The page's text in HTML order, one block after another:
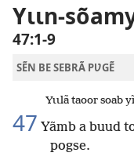
Bible
Yɩɩn-
47:1-9
SẼN BE SEBRÃ PƲGẼ
Yɩɩlã taoor soab
47 Yãmb a buud
pogse.